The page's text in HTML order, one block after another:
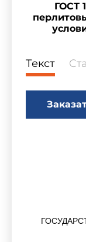
ГОСТ
Текст